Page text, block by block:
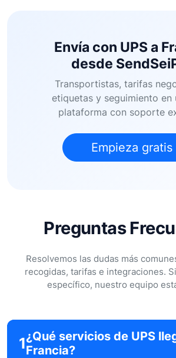
Envía con UPS a
desde
Transportistas, tarifas
etiquetas y seguimiento en
plataforma con soporte
Empieza gratis
Preguntas
Resolvemos las dudas más
recogidas, tarifas e integraciones.
específico, nuestro equipo
1¿Qué servicios de UPS
Francia?